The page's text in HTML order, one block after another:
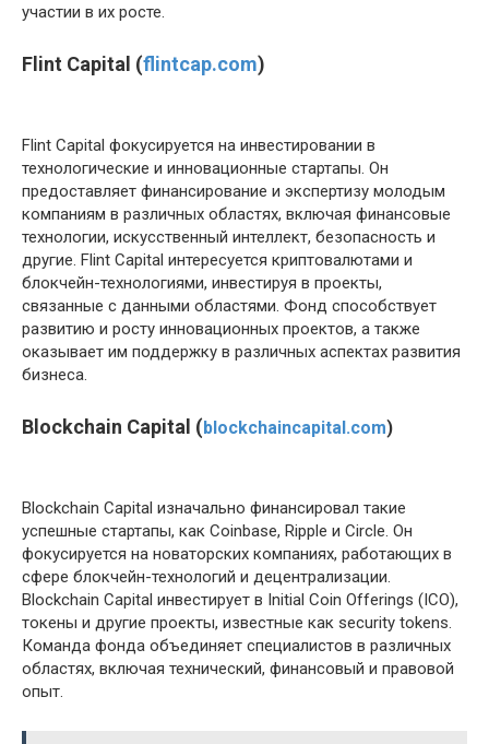
участии в их росте.
Flint Capital (flintcap.com)
Flint Capital фокусируется на инвестировании в
технологические и инновационные стартапы. Он
предоставляет финансирование и экспертизу молодым
компаниям в различных областях, включая финансовые
технологии, искусственный интеллект, безопасность и
другие. Flint Capital интересуется криптовалютами и
блокчейн-технологиями, инвестируя в проекты,
связанные с данными областями. Фонд способствует
развитию и росту инновационных проектов, а также
оказывает им поддержку в различных аспектах развития
бизнеса.
Blockchain Capital (blockchaincapital.com)
Blockchain Capital изначально финансировал такие
успешные стартапы, как Coinbase, Ripple и Circle. Он
фокусируется на новаторских компаниях, работающих в
сфере блокчейн-технологий и децентрализации.
Blockchain Capital инвестирует в Initial Coin Offerings (ICO),
токены и другие проекты, известные как security tokens.
Команда фонда объединяет специалистов в различных
областях, включая технический, финансовый и правовой
опыт.